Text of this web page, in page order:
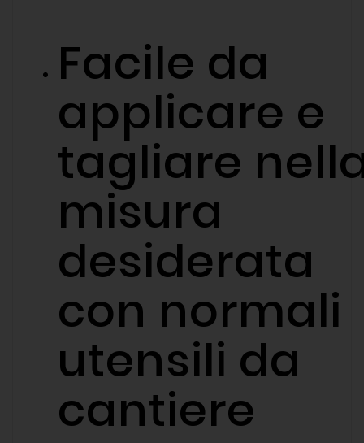
Facile da
applicare e
tagliare
misura
desiderata
con normali
utensili da
cantiere